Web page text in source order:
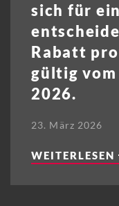
sich für
Rabatt
gültig vom
2026.
23. März 2026
WEITERLESEN